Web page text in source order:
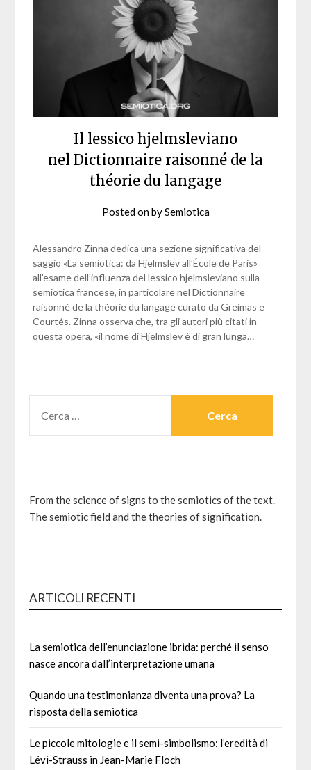
Il lessico hjelmsleviano
nel Dictionnaire raisonné de la
théorie du langage
Posted onbySemiotica
Alessandro Zinna dedica una sezione significativa del
saggio «La semiotica: da Hjelmslev all’École de Paris»
all’esame dell’influenza del lessico hjelmsleviano sulla
semiotica francese, in particolare nel Dictionnaire
raisonné de la théorie du langage curato da Greimas e
Courtés. Zinna osserva che, tra gli autori più citati in
questa opera, «il nome di Hjelmslev è di gran lunga…
PER:
From the science of signs to the semiotics of the text.
The semiotic field and the theories of signification.
ARTICOLI RECENTI
La semiotica dell’enunciazione ibrida: perché il senso
nasce ancora dall’interpretazione umana
Quando una testimonianza diventa una prova? La
risposta della semiotica
Le piccole mitologie e il semi-simbolismo: l’eredità di
Lévi-Strauss in Jean-Marie Floch